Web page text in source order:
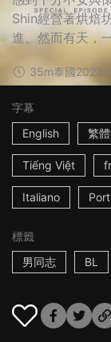
Shin經營著烘焙
進。然而有天，
35m泰國2023
字幕
English
繁
Tiếng Việt
Italiano
標籤
男同志
BL